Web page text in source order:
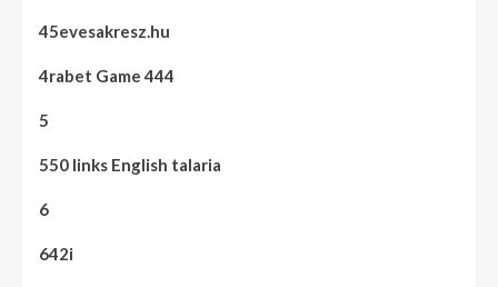
45evesakresz.hu
4rabet Game 444
5
550 links English talaria
6
642i